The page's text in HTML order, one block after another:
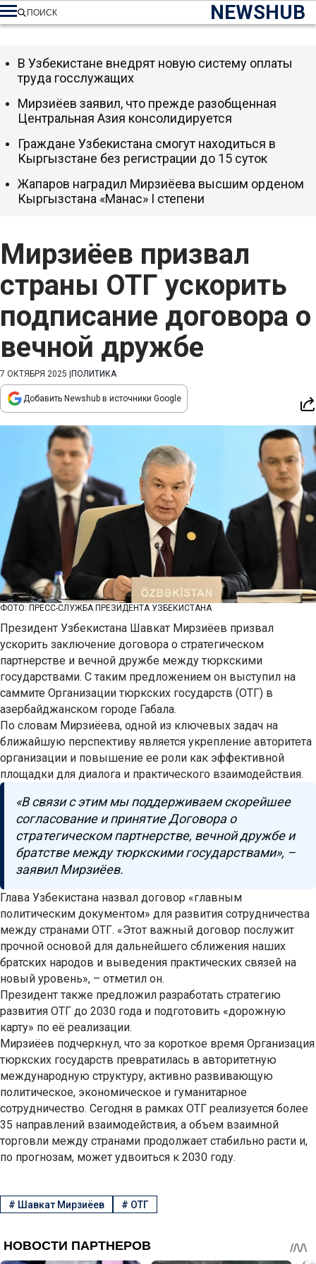
NEWSHUB
ПОИСК
Мирзиёев призвал
страны ОТГ ускорить
подписание договора о
вечной дружбе
7 ОКТЯБРЯ 2025 ПОЛИТИКА
Добавить Newshub в источники Google
ФОТО: ПРЕСС-СЛУЖБА ПРЕЗИДЕНТА УЗБЕКИСТАНА
Президент Узбекистана Шавкат Мирзиёев призвал
ускорить заключение договора о стратегическом
партнерстве и вечной дружбе между тюркскими
государствами. С таким предложением он выступил на
саммите Организации тюркских государств (ОТГ) в
азербайджанском городе Габала.
По словам Мирзиёева, одной из ключевых задач на
ближайшую перспективу является укрепление авторитета
организации и повышение ее роли как эффективной
площадки для диалога и практического взаимодействия.
«В связи с этим мы поддерживаем скорейшее
согласование и принятие Договора о
стратегическом партнерстве, вечной дружбе и
братстве между тюркскими государствами», –
заявил Мирзиёев.
Глава Узбекистана назвал договор «главным
политическим документом» для развития сотрудничества
между странами ОТГ. «Этот важный договор послужит
прочной основой для дальнейшего сближения наших
братских народов и выведения практических связей на
новый уровень», – отметил он.
Президент также предложил разработать стратегию
развития ОТГ до 2030 года и подготовить «дорожную
карту» по её реализации.
Мирзиёев подчеркнул, что за короткое время Организация
тюркских государств превратилась в авторитетную
международную структуру, активно развивающую
политическое, экономическое и гуманитарное
сотрудничество. Сегодня в рамках ОТГ реализуется более
35 направлений взаимодействия, а объем взаимной
торговли между странами продолжает стабильно расти и,
по прогнозам, может удвоиться к 2030 году.
В Узбекистане внедрят новую систему оплаты
труда госслужащих
Мирзиёев заявил, что прежде разобщенная
Центральная Азия консолидируется
Граждане Узбекистана смогут находиться в
Кыргызстане без регистрации до 15 суток
Жапаров наградил Мирзиёева высшим орденом
Кыргызстана «Манас» I степени
# Шавкат Мирзиёев # ОТГ